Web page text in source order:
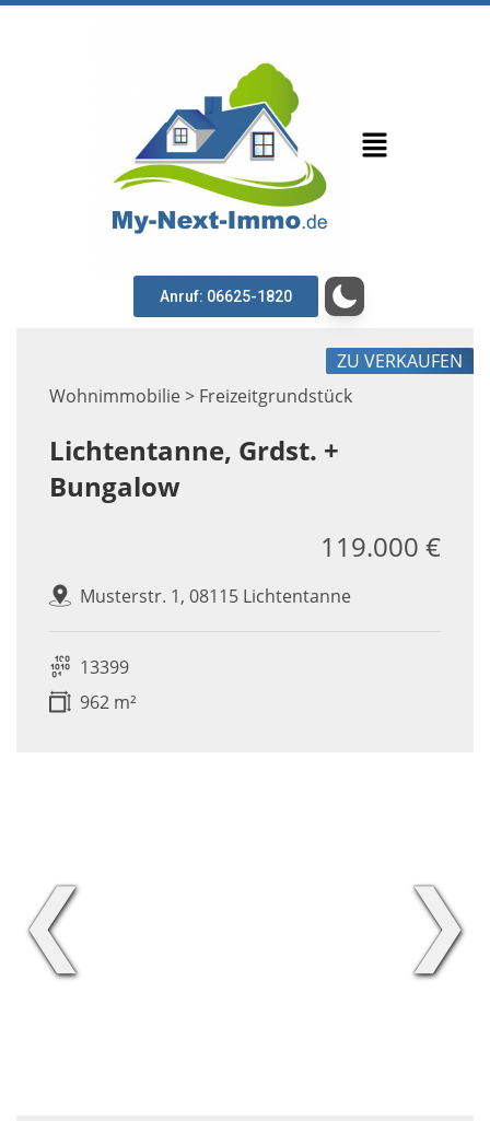
Anruf: 06625-1820
Wohnimmobilie > Freizeitgrundstück
ZU VERKAUFEN
Lichtentanne, Grdst. +
Bungalow
Musterstr. 1, 08115 Lichtentanne
119.000 €
13399
962 m²
❮ ❯